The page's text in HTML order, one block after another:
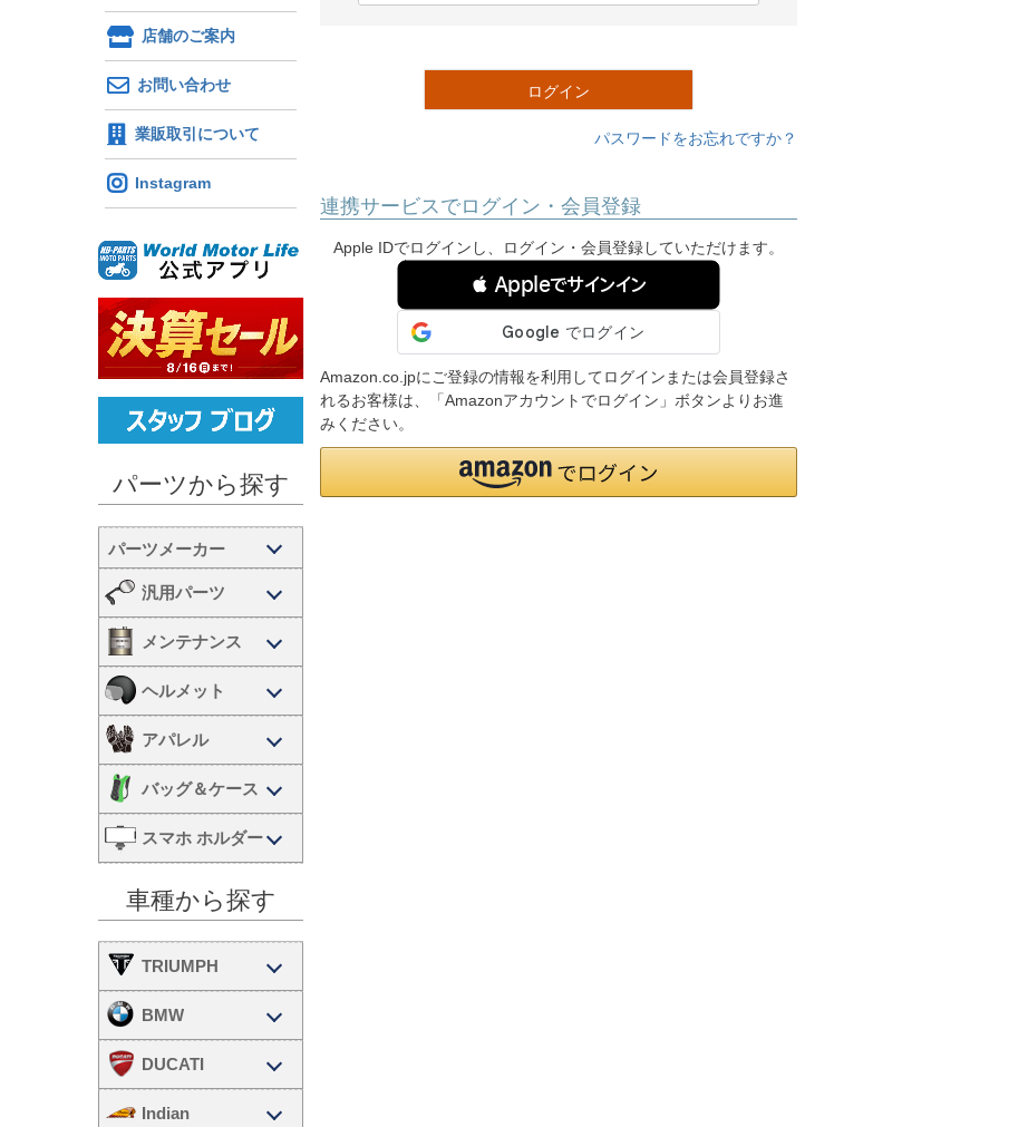
店舗のご案内
お問い合わせ
業販取引について
Instagram
パーツから探す
汎用パーツ
メンテナンス
ヘルメット
アパレル
バッグ＆ケース
スマホ ホルダー
車種から探す
TRIUMPH
BMW
DUCATI
Indian
ログイン
パスワードをお忘れですか？
連携サービスでログイン・会員登録
Apple IDでログインし、ログイン・会員登録していただけます。
 Appleでサインイン
Amazon.co.jpにご登録の情報を利用してログインまたは会員登録さ
れるお客様は、「Amazonアカウントでログイン」ボタンよりお進
みください。